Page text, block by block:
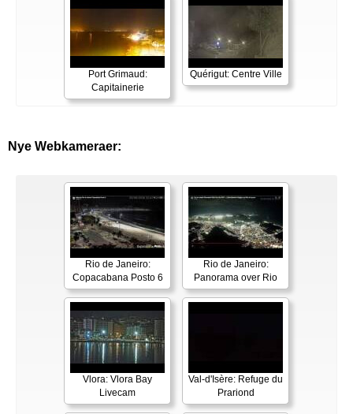
Port Grimaud:
Capitainerie
Quérigut: Centre Ville
Nye Webkameraer:
Rio de Janeiro:
Copacabana Posto 6
Rio de Janeiro:
Panorama over Rio
Vlora: Vlora Bay
Livecam
Val-d'Isère: Refuge du
Prariond